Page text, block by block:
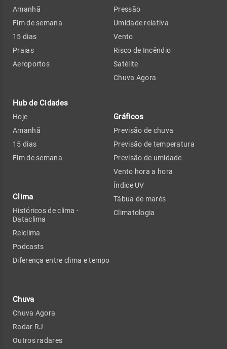
Amanhã
Fim de semana
15 dias
Praias
Aeroportos
Hub de Cidades
Hoje
Amanhã
15 dias
Fim de semana
Clima
Históricos de clima -
Dataclima
Relclima
Podcasts
Diferença entre clima e tempo
Chuva
Chuva Agora
Radar RJ
Outros radares
Pressão
Umidade relativa
Vento
Risco de Incêndio
Satélite
Chuva Agora
Gráficos
Previsão de chuva
Previsão de temperatura
Previsão de umidade
Vento hora a hora
Índice UV
Tábua de marés
Climatologia